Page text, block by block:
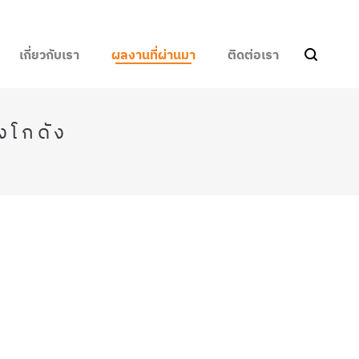
เกี่ยวกับเรา ผลงานที่ผ่านมา ติดต่อเรา
กดัง